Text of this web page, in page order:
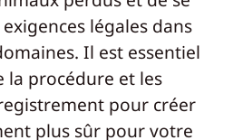
légales dans
Il est essentiel
la procédure et les
pour créer
plus sûr pour votre